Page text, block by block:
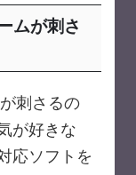
ムが刺さ
が刺さるの
が好きな
応ソフトを